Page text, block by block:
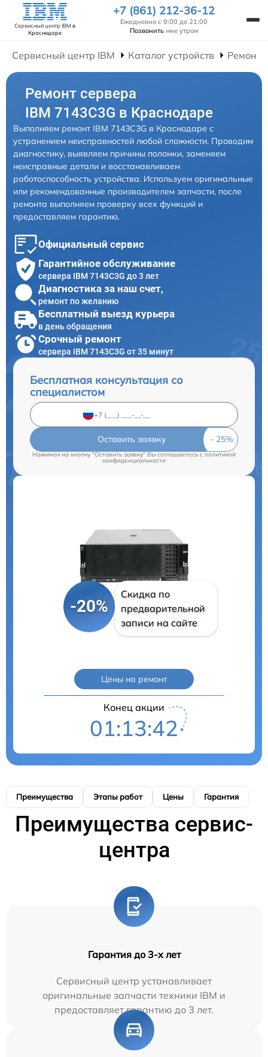
Сервисный центр IBM в
Краснодаре
+7 (861) 212-36-12
Ежедневно с 9:00 до 21:00
Позвонить мне утром
Сервисный центр IBM Каталог устройств Ремонт
Ремонт сервера
IBM 7143C3G в Краснодаре
Выполняем ремонт IBM 7143C3G в Краснодаре с
устранением неисправностей любой сложности. Проводим
диагностику, выявляем причины поломки, заменяем
неисправные детали и восстанавливаем
работоспособность устройства. Используем оригинальные
или рекомендованные производителем запчасти, после
ремонта выполняем проверку всех функций и
предоставляем гарантию.
Официальный сервис
Гарантийное обслуживание
сервера IBM 7143C3G до 3 лет
Диагностика за наш счет,
ремонт по желанию
Бесплатный выезд курьера
в день обращения
Срочный ремонт
сервера IBM 7143C3G от 35 минут
Бесплатная консультация со
специалистом
Оставить заявку
Нажимая на кнопку "Оставить заявку" Вы соглашаетесь c политикой
конфиденциальности
-20%
Скидка по
предварительной
записи на сайте
Цены на ремонт
Конец акции
01:13:41
Преимущества Этапы работ Цены Гарантия
Преимущества сервис-
центра
Гарантия до 3-х лет
Сервисный центр устанавливает
оригинальные запчасти техники IBM и
предоставляет гарантию до 3 лет.